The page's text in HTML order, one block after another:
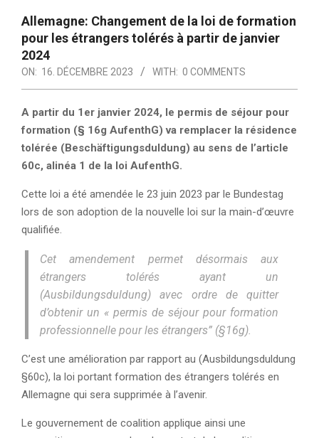
Allemagne: Changement de la loi de formation
pour les étrangers tolérés à partir de janvier
2024
ON: 16. DÉCEMBRE 2023 WITH: 0 COMMENTS
A partir du 1er janvier 2024, le permis de séjour pour
formation (§ 16g AufenthG) va remplacer la résidence
tolérée (Beschäftigungsduldung) au sens de l’article
60c, alinéa 1 de la loi AufenthG.
Cette loi a été amendée le 23 juin 2023 par le Bundestag
lors de son adoption de la nouvelle loi sur la main-d’œuvre
qualifiée.
Cet amendement permet désormais aux
étrangers tolérés ayant un
(Ausbildungsduldung) avec ordre de quitter
d’obtenir un « permis de séjour pour formation
professionnelle pour les étrangers” (§16g).
C’est une amélioration par rapport au (Ausbildungsduldung
§60c), la loi portant formation des étrangers tolérés en
Allemagne qui sera supprimée à l’avenir.
Le gouvernement de coalition applique ainsi une